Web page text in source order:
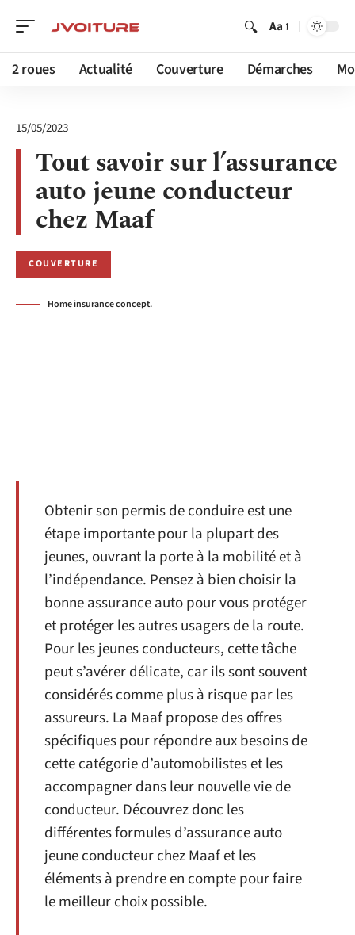
Aa
2 roues Actualité Couverture Démarches
Home insurance concept.
15/05/2023
Tout savoir sur l’assurance
auto jeune conducteur
chez Maaf
COUVERTURE
Obtenir son permis de conduire est une
étape importante pour la plupart des
jeunes, ouvrant la porte à la mobilité et à
l’indépendance. Pensez à bien choisir la
bonne assurance auto pour vous protéger
et protéger les autres usagers de la route.
Pour les jeunes conducteurs, cette tâche
peut s’avérer délicate, car ils sont souvent
considérés comme plus à risque par les
assureurs. La Maaf propose des offres
spécifiques pour répondre aux besoins de
cette catégorie d’automobilistes et les
accompagner dans leur nouvelle vie de
conducteur. Découvrez donc les
différentes formules d’assurance auto
jeune conducteur chez Maaf et les
éléments à prendre en compte pour faire
le meilleur choix possible.